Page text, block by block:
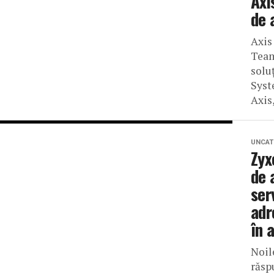
de
de
în